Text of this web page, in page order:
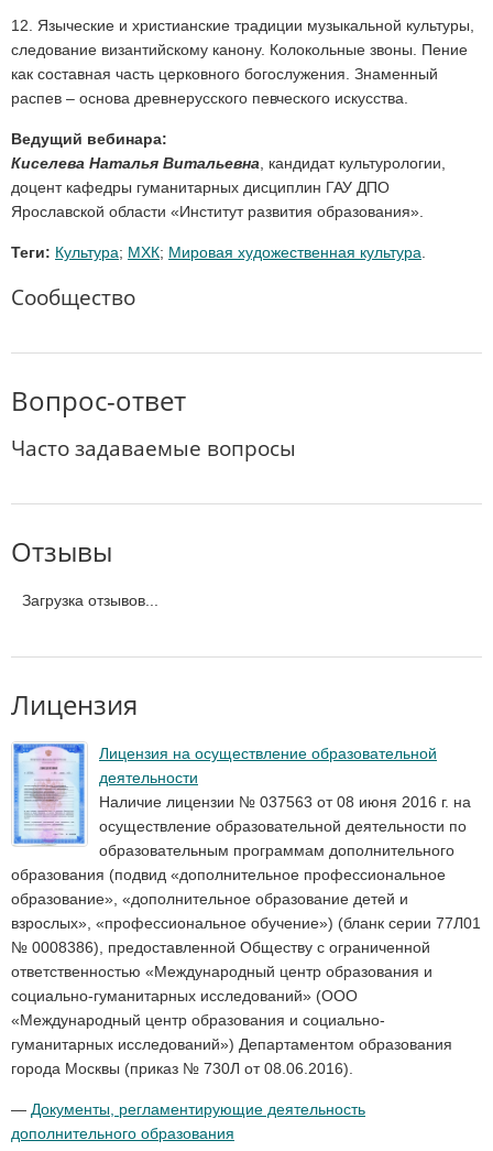
12. Языческие и христианские традиции музыкальной культуры,
следование византийскому канону. Колокольные звоны. Пение
как составная часть церковного богослужения. Знаменный
распев – основа древнерусского певческого искусства.
Ведущий вебинара:
Киселева Наталья Витальевна , кандидат культурологии,
доцент кафедры гуманитарных дисциплин ГАУ ДПО
Ярославской области «Институт развития образования».
Теги: Культура; МХК; Мировая художественная культура
Сообщество
Вопрос-ответ
Часто задаваемые вопросы
Отзывы
Загрузка отзывов...
Лицензия
Лицензия на осуществление образовательной
деятельности
Наличие лицензии № 037563 от 08 июня 2016 г. на
осуществление образовательной деятельности по
образовательным программам дополнительного
образования (подвид «дополнительное профессиональное
образование», «дополнительное образование детей и
взрослых», «профессиональное обучение») (бланк серии 77Л01
№ 0008386), предоставленной Обществу с ограниченной
ответственностью «Международный центр образования и
социально-гуманитарных исследований» (ООО
«Международный центр образования и социально-
гуманитарных исследований») Департаментом образования
города Москвы (приказ № 730Л от 08.06.2016).
— Документы, регламентирующие деятельность
дополнительного образования